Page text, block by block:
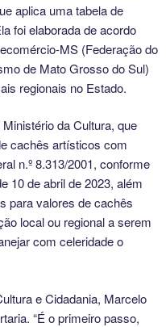
aplica uma tabela de
foi elaborada de acordo
MS (Federação do
de Mato Grosso do Sul)
regionais no Estado.
da Cultura, que
cachês artísticos com
n.º 8.313/2001, conforme
10 de abril de 2023, além
para valores de cachês
local ou regional a serem
com celeridade o
e Cidadania, Marcelo
“É o primeiro passo,